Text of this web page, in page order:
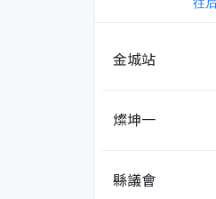
金城站
燦坤一
縣議會